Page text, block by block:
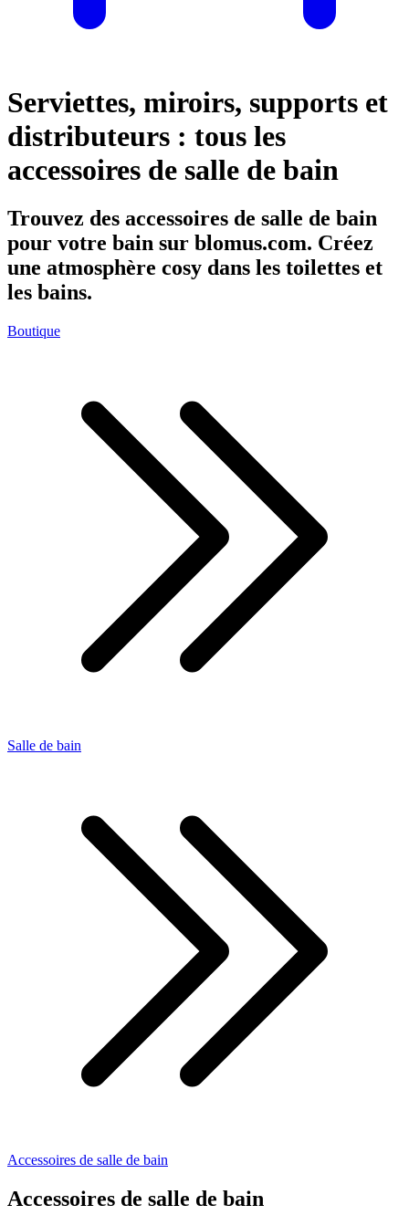
Serviettes, miroirs, supports et
distributeurs : tous les
accessoires de salle de bain
Trouvez des accessoires de salle de bain
pour votre bain sur blomus.com. Créez
une atmosphère cosy dans les toilettes et
les bains.
Boutique
Salle de bain
Accessoires de salle de bain
Accessoires de salle de bain